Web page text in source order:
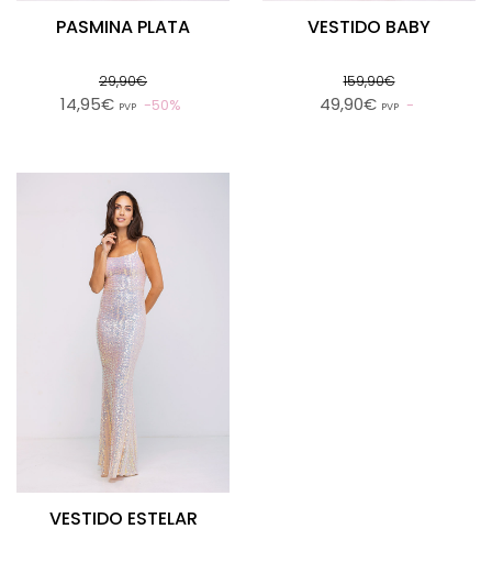
PASMINA PLATA
29,90€
14,95€ PVP 50%
VESTIDO BABY
159,90€
49,90€ PVP
VESTIDO ESTELAR